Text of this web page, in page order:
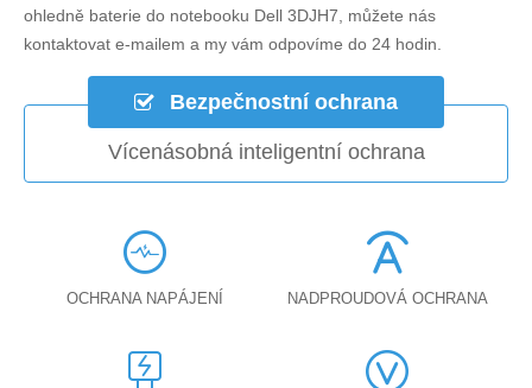
ohledně baterie do notebooku Dell 3DJH7, můžete nás
kontaktovat e-mailem a my vám odpovíme do 24 hodin.
Bezpečnostní ochrana
Vícenásobná inteligentní ochrana
OCHRANA NAPÁJENÍ NADPROUDOVÁ OCHRANA